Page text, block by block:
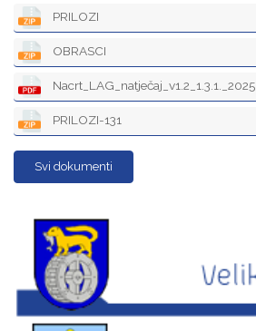
PRILOZI
OBRASCI
Nacrt_LAG_natječaj_v1.2_1.3.1._2025
PRILOZI-131
Svi dokumenti